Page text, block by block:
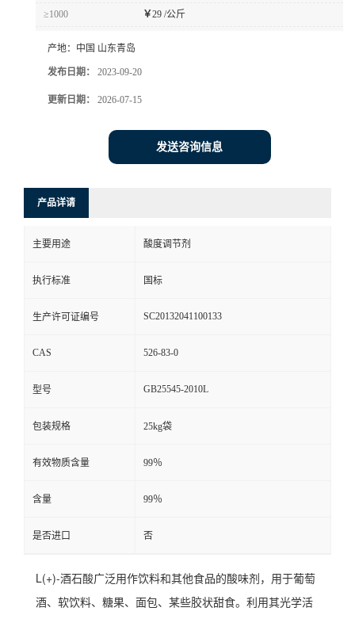
≥1000 ￥29 /公斤
产地： 中国 山东青岛
发布日期： 2023-09-20
更新日期： 2026-07-15
发送咨询信息
产品详请
主要用途 酸度调节剂
执行标准 国标
生产许可证编号 SC20132041100133
CAS 526-83-0
型号 GB25545-2010L
包装规格 25kg袋
有效物质含量 99％
含量 99％
是否进口 否
L(+)-酒石酸广泛用作饮料和其他食品的酸味剂，用于葡萄
酒、软饮料、糖果、面包、某些胶状甜食。利用其光学活